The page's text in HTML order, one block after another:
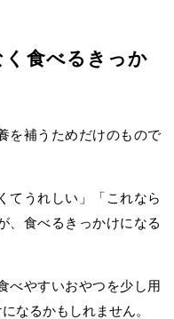
食べるきっか
を補うためだけのもので
てうれしい」「これなら
、食べるきっかけになる
べやすいおやつを少し用
なるかもしれません。